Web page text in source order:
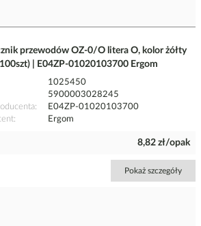
przewodów OZ-0/O litera O, kolor żółty
| E04ZP-01020103700 Ergom
1025450
5900003028245
E04ZP-01020103700
Ergom
8,82 zł/opak
Pokaż szczegóły